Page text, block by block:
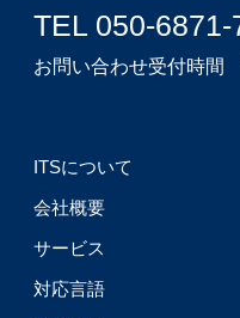
TEL 050-6871-
お問い合わせ受付時間
ITSについて
会社概要
サービス
対応言語